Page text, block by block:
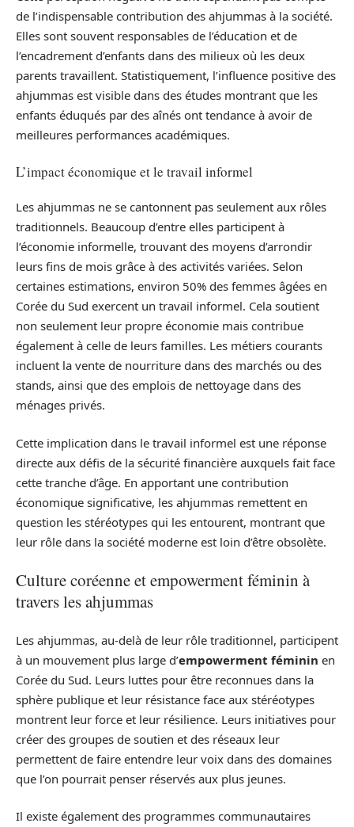
de l’indispensable contribution des ahjummas à la société.
Elles sont souvent responsables de l’éducation et de
l’encadrement d’enfants dans des milieux où les deux
parents travaillent. Statistiquement, l’influence positive des
ahjummas est visible dans des études montrant que les
enfants éduqués par des aînés ont tendance à avoir de
meilleures performances académiques.
L’impact économique et le travail informel
Les ahjummas ne se cantonnent pas seulement aux rôles
traditionnels. Beaucoup d’entre elles participent à
l’économie informelle, trouvant des moyens d’arrondir
leurs fins de mois grâce à des activités variées. Selon
certaines estimations, environ 50% des femmes âgées en
Corée du Sud exercent un travail informel. Cela soutient
non seulement leur propre économie mais contribue
également à celle de leurs familles. Les métiers courants
incluent la vente de nourriture dans des marchés ou des
stands, ainsi que des emplois de nettoyage dans des
ménages privés.
Cette implication dans le travail informel est une réponse
directe aux défis de la sécurité financière auxquels fait face
cette tranche d’âge. En apportant une contribution
économique significative, les ahjummas remettent en
question les stéréotypes qui les entourent, montrant que
leur rôle dans la société moderne est loin d’être obsolète.
Culture coréenne et empowerment féminin à
travers les ahjummas
Les ahjummas, au-delà de leur rôle traditionnel, participent
à un mouvement plus large d’empowerment féminin en
Corée du Sud. Leurs luttes pour être reconnues dans la
sphère publique et leur résistance face aux stéréotypes
montrent leur force et leur résilience. Leurs initiatives pour
créer des groupes de soutien et des réseaux leur
permettent de faire entendre leur voix dans des domaines
que l’on pourrait penser réservés aux plus jeunes.
Il existe également des programmes communautaires